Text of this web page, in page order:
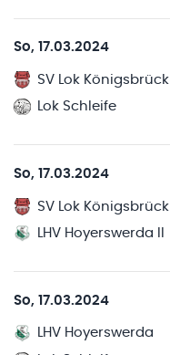
So, 17.03.2024
SV Lok Königsbrück
Lok Schleife
So, 17.03.2024
SV Lok Königsbrück
LHV Hoyerswerda II
So, 17.03.2024
LHV Hoyerswerda